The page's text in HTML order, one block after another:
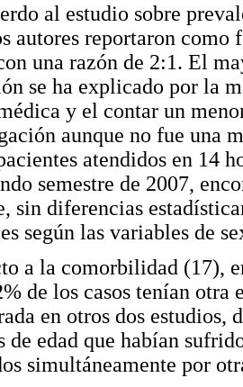
al estudio sobre
autores reportaron como
una razón de 2:1. El
se ha explicado por la
y el contar un
aunque no fue una
atendidos en 14
semestre de 2007,
sin diferencias
según las variables de
a la comorbilidad (17),
de los casos tenían
en otros dos estudios,
de edad que habían
simultáneamente por